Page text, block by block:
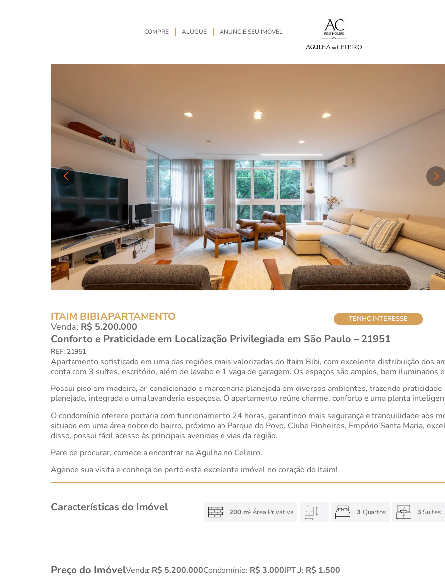
COMPRE ALUGUE ANUNCIE SEU IMÓVEL
ITAIM BIBIAPARTAMENTO
Venda: R$ 5.200.000
TENHO INTERESSE
Conforto e Praticidade em Localização Privilegiada em São Paulo – 21951
REF: 21951
Apartamento sofisticado em uma das regiões mais valorizadas do Itaim Bibi, com excelente distribuição dos
conta com 3 suítes, escritório, além de lavabo e 1 vaga de garagem. Os espaços são amplos, bem iluminados
Possui piso em madeira, ar-condicionado e marcenaria planejada em diversos ambientes, trazendo
planejada, integrada a uma lavanderia espaçosa. O apartamento reúne charme, conforto e uma planta
O condomínio oferece portaria com funcionamento 24 horas, garantindo mais segurança e tranquilidade aos
situado em uma área nobre do bairro, próximo ao Parque do Povo, Clube Pinheiros, Empório Santa Maria,
disso, possui fácil acesso às principais avenidas e vias da região.
Pare de procurar, comece a encontrar na Agulha no Celeiro.
Agende sua visita e conheça de perto este excelente imóvel no coração do Itaim!
Características do Imóvel 200 m2Área Privativa 3 Quartos 3 Suites
Preço do ImóvelVenda: R$ 5.200.000Condomínio: R$ 3.000IPTU: R$ 1.500